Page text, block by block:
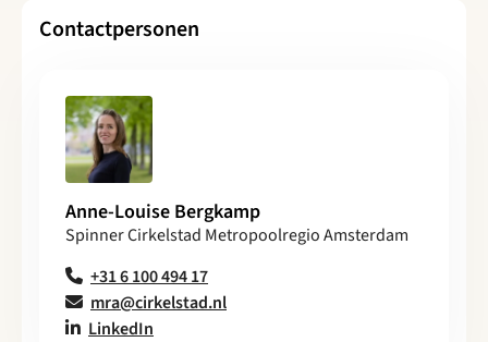
Contactpersonen
Anne-Louise Bergkamp
Spinner Cirkelstad Metropoolregio Amsterdam
+31 6 100 494 17
mra@cirkelstad.nl
LinkedIn